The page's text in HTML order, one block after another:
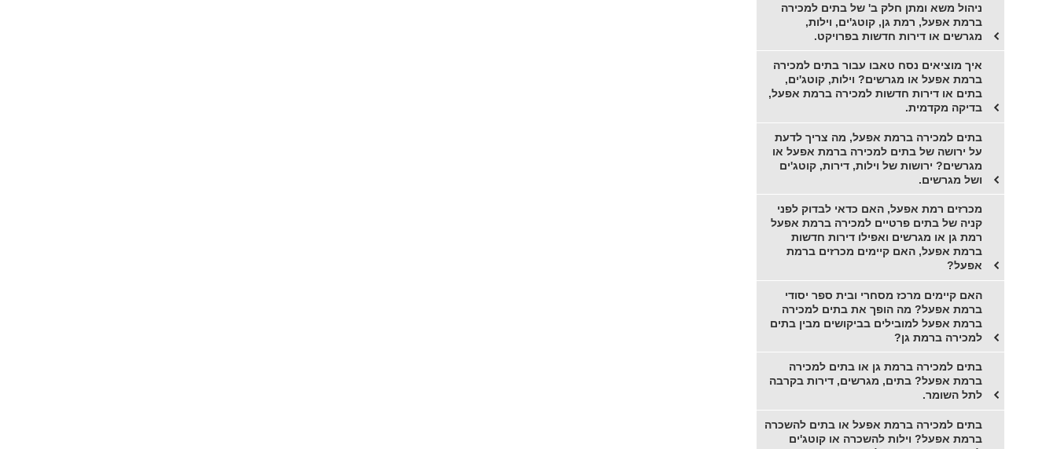
ניהול משא ומתן חלק ב' של בתים למכירה
ברמת אפעל, רמת גן, קוטג'ים, וילות,
מגרשים או דירות חדשות בפרויקט.
איך מוציאים נסח טאבו עבור בתים למכירה
ברמת אפעל או מגרשים? וילות, קוטג'ים,
בתים או דירות חדשות למכירה ברמת אפעל,
בדיקה מקדמית.
בתים למכירה ברמת אפעל, מה צריך לדעת
על ירושה של בתים למכירה ברמת אפעל או
מגרשים? ירושות של וילות, דירות, קוטג'ים
ושל מגרשים.
מכרזים רמת אפעל, האם כדאי לבדוק לפני
קניה של בתים פרטיים למכירה ברמת אפעל
רמת גן או מגרשים ואפילו דירות חדשות
ברמת אפעל, האם קיימים מכרזים ברמת
אפעל?
האם קיימים מרכז מסחרי ובית ספר יסודי
ברמת אפעל? מה הופך את בתים למכירה
ברמת אפעל למובילים בביקושים מבין בתים
למכירה ברמת גן?
בתים למכירה ברמת גן או בתים למכירה
ברמת אפעל? בתים, מגרשים, דירות בקרבה
לתל השומר.
בתים למכירה ברמת אפעל או בתים להשכרה
ברמת אפעל? וילות להשכרה או קוטג'ים